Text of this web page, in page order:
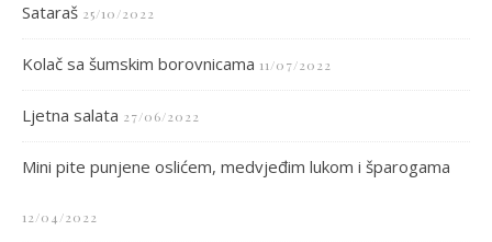
Sataraš 25/10/2022
Kolač sa šumskim borovnicama 11/07/2022
Ljetna salata 27/06/2022
Mini pite punjene oslićem, medvjeđim lukom i šparogama
12/04/2022